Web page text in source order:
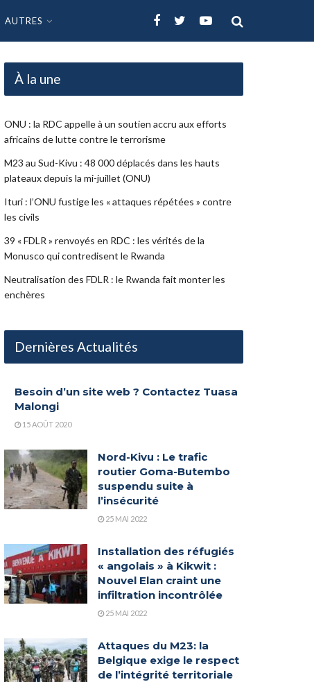
AUTRES
À la une
ONU : la RDC appelle à un soutien accru aux efforts
africains de lutte contre le terrorisme
M23 au Sud-Kivu : 48 000 déplacés dans les hauts
plateaux depuis la mi-juillet (ONU)
Ituri : l’ONU fustige les « attaques répétées » contre
les civils
39 « FDLR » renvoyés en RDC : les vérités de la
Monusco qui contredisent le Rwanda
Neutralisation des FDLR : le Rwanda fait monter les
enchères
Dernières Actualités
Besoin d’un site web ? Contactez Tuasa
Malongi
15 AOÛT 2020
Nord-Kivu : Le trafic
routier Goma-Butembo
suspendu suite à
l’insécurité
25 MAI 2022
Installation des réfugiés
« angolais » à Kikwit :
Nouvel Elan craint une
infiltration incontrôlée
25 MAI 2022
Attaques du M23: la
Belgique exige le respect
de l’intégrité territoriale